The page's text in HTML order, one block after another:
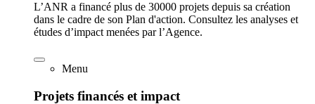
L’ANR a financé plus de 30000 projets depuis sa création
dans le cadre de son Plan d'action. Consultez les analyses et
études d’impact menées par l’Agence.
Menu
Projets financés et impact